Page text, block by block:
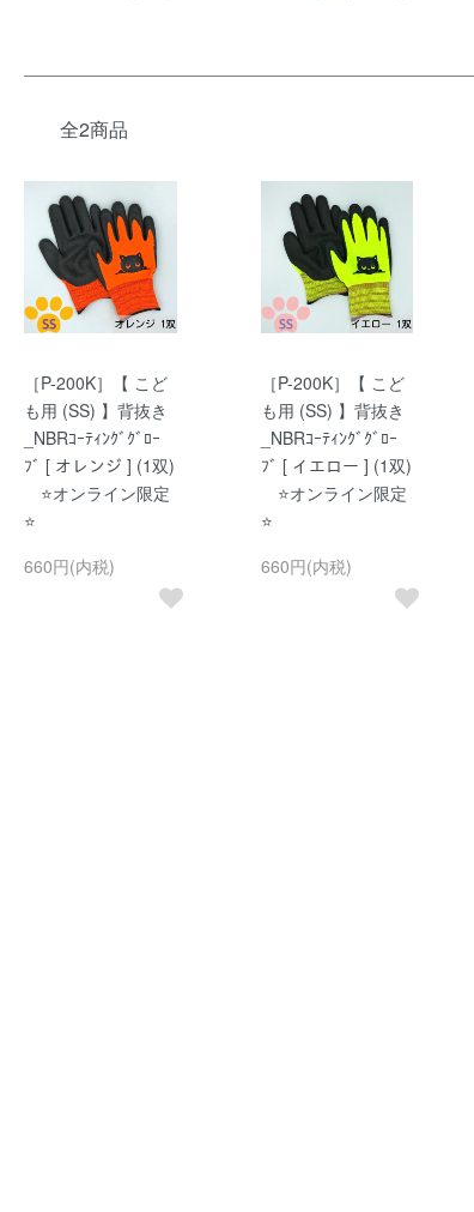
全2商品
［P-200K］【 こど
も用 (SS) 】背抜き
_NBRｺｰﾃｨﾝｸﾞｸﾞﾛｰ
ﾌﾞ [ オレンジ ] (1双)
⭐オンライン限定
⭐
660円(内税)
［P-200K］【 こど
も用 (SS) 】背抜き
_NBRｺｰﾃｨﾝｸﾞｸﾞﾛｰ
ﾌﾞ [ イエロー ] (1双)
⭐オンライン限定
⭐
660円(内税)